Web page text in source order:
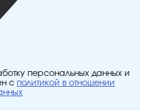
персональных данных и
с политикой в отношении